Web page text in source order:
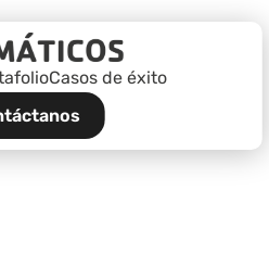
Casos de éxito